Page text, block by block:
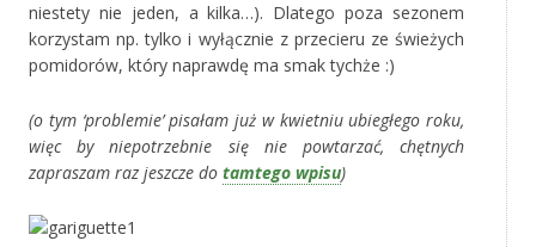
niestety nie jeden, a kilka…). Dlatego poza sezonem
korzystam np. tylko i wyłącznie z przecieru ze świeżych
pomidorów, który naprawdę ma smak tychże :)
(o tym ‘problemie’ pisałam już w kwietniu ubiegłego roku,
więc by niepotrzebnie się nie powtarzać, chętnych
zapraszam raz jeszcze do tamtego wpisu)